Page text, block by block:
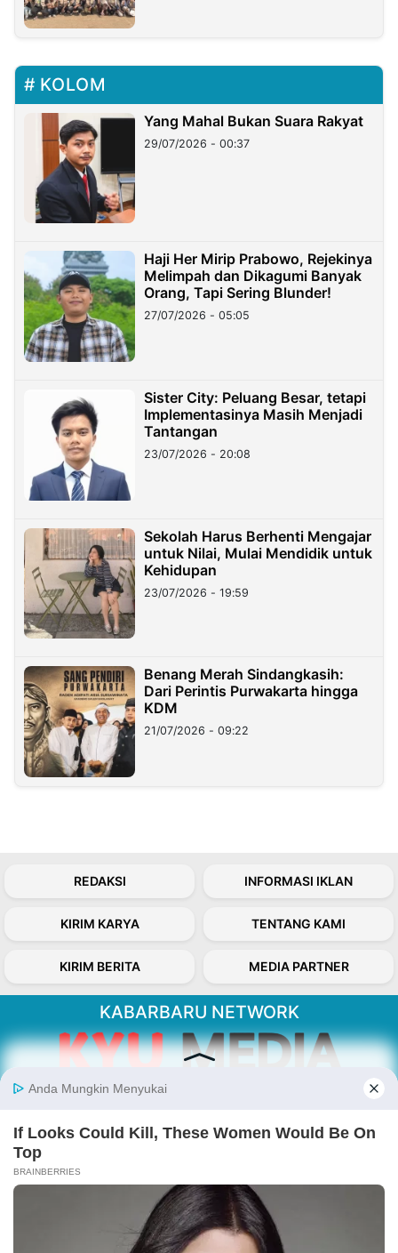
KOLOM
Yang Mahal Bukan Suara Rakyat
29/07/2026 - 00:37
Haji Her Mirip Prabowo, Rejekinya
Melimpah dan Dikagumi Banyak
Orang, Tapi Sering Blunder!
27/07/2026 - 05:05
Sister City: Peluang Besar, tetapi
Implementasinya Masih Menjadi
Tantangan
23/07/2026 - 20:08
Sekolah Harus Berhenti Mengajar
untuk Nilai, Mulai Mendidik untuk
Kehidupan
23/07/2026 - 19:59
Benang Merah Sindangkasih:
Dari Perintis Purwakarta hingga
KDM
21/07/2026 - 09:22
REDAKSI INFORMASI IKLAN
KIRIM KARYA TENTANG KAMI
KIRIM BERITA MEDIA PARTNER
KABARBARU NETWORK
Follow Kabarbaru